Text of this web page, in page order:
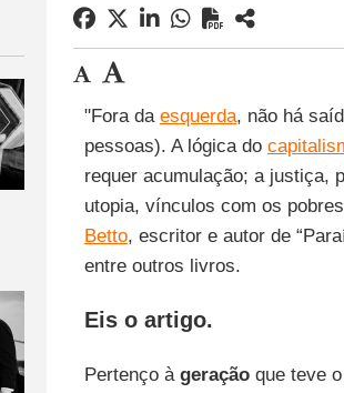
"Fora da esquerda, não há
pessoas). A lógica do
requer acumulação; a justiça,
utopia, vínculos com os
Betto, escritor e autor de
entre outros livros.
Eis o artigo.
Pertenço à geraçãoque teve o